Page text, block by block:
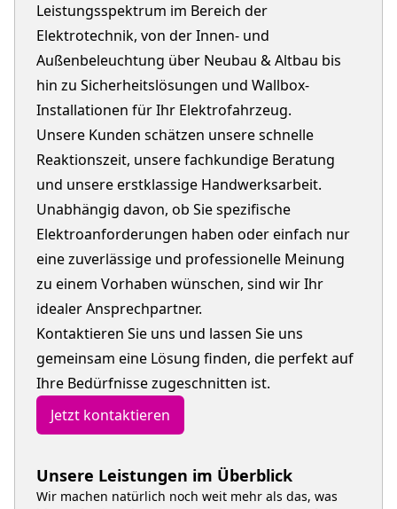
Leistungsspektrum im Bereich der
Elektrotechnik, von der Innen- und
Außenbeleuchtung über Neubau & Altbau bis
hin zu Sicherheitslösungen und Wallbox-
Installationen für Ihr Elektrofahrzeug.
Unsere Kunden schätzen unsere schnelle
Reaktionszeit, unsere fachkundige Beratung
und unsere erstklassige Handwerksarbeit.
Unabhängig davon, ob Sie spezifische
Elektroanforderungen haben oder einfach nur
eine zuverlässige und professionelle Meinung
zu einem Vorhaben wünschen, sind wir Ihr
idealer Ansprechpartner.
Kontaktieren Sie uns und lassen Sie uns
gemeinsam eine Lösung finden, die perfekt auf
Ihre Bedürfnisse zugeschnitten ist.
Jetzt kontaktieren
Unsere Leistungen im Überblick
Wir machen natürlich noch weit mehr als das, was